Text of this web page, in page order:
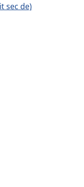
sec de)